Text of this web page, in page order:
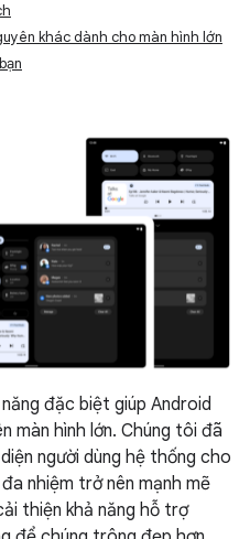
khác dành cho màn hình lớn
đặc biệt giúp Android
màn hình lớn. Chúng tôi đã
người dùng hệ thống cho
nhiệm trở nên mạnh mẽ
thiện khả năng hỗ trợ